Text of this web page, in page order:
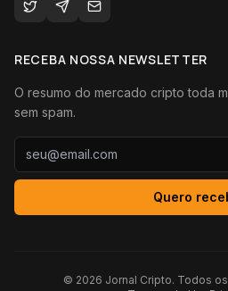
RECEBA NOSSA NEWSLETTER
O resumo do mercado cripto toda
sem spam.
Quero
© 2026 Jornal Cripto. Todos